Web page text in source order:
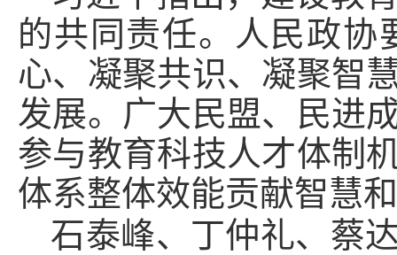
的共同责任。人民政协
心、凝聚共识、凝聚智
发展。广大民盟、民进
参与教育科技人才体制
体系整体效能贡献智慧
石泰峰、丁仲礼、蔡